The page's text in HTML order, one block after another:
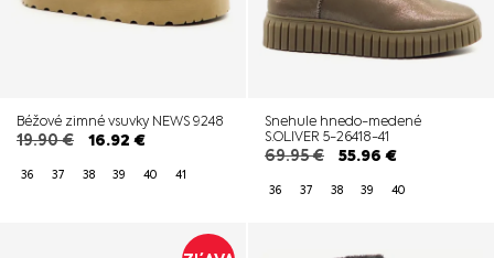
Béžové zimné vsuvky NEWS 9248
19.90€ 16.92 €
36 37 38 39 40 41
Snehule hnedo-medené
S.OLIVER 5-26418-41
69.95€ 55.96 €
36 37 38 39 40